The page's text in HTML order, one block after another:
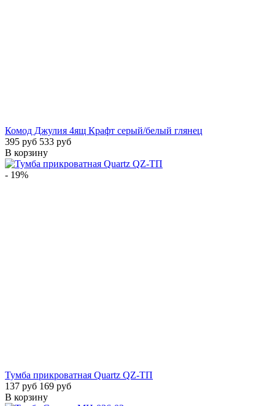
Комод Джулия 4ящ Крафт серый/белый глянец
395 руб 533 руб
В корзину
- 19%
Тумба прикроватная Quartz QZ-ТП
137 руб 169 руб
В корзину